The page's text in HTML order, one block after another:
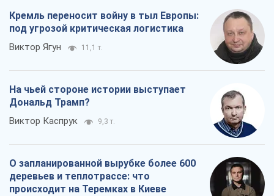
Кремль переносит войну в тыл Европы:
под угрозой критическая логистика
Виктор Ягун 11,1 т.
На чьей стороне истории выступает
Дональд Трамп?
Виктор Каспрук 9,3 т.
О запланированной вырубке более 600
деревьев и теплотрассе: что
происходит на Теремках в Киеве